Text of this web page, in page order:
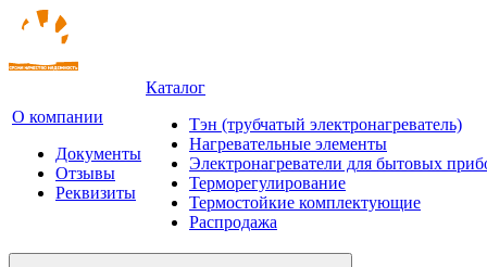
О компании
Документы
Отзывы
Реквизиты
Каталог
Тэн (трубчатый электронагреватель)
Нагревательные элементы
Электронагреватели для бытовых
Терморегулирование
Термостойкие комплектующие
Распродажа